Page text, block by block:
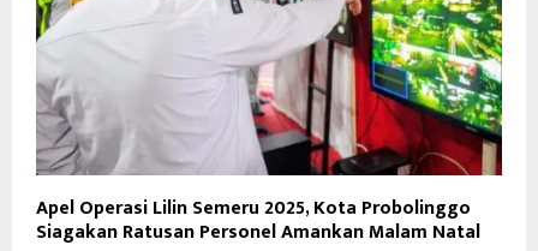
Apel Operasi Lilin Semeru 2025, Kota Probolinggo
Siagakan Ratusan Personel Amankan Malam Natal